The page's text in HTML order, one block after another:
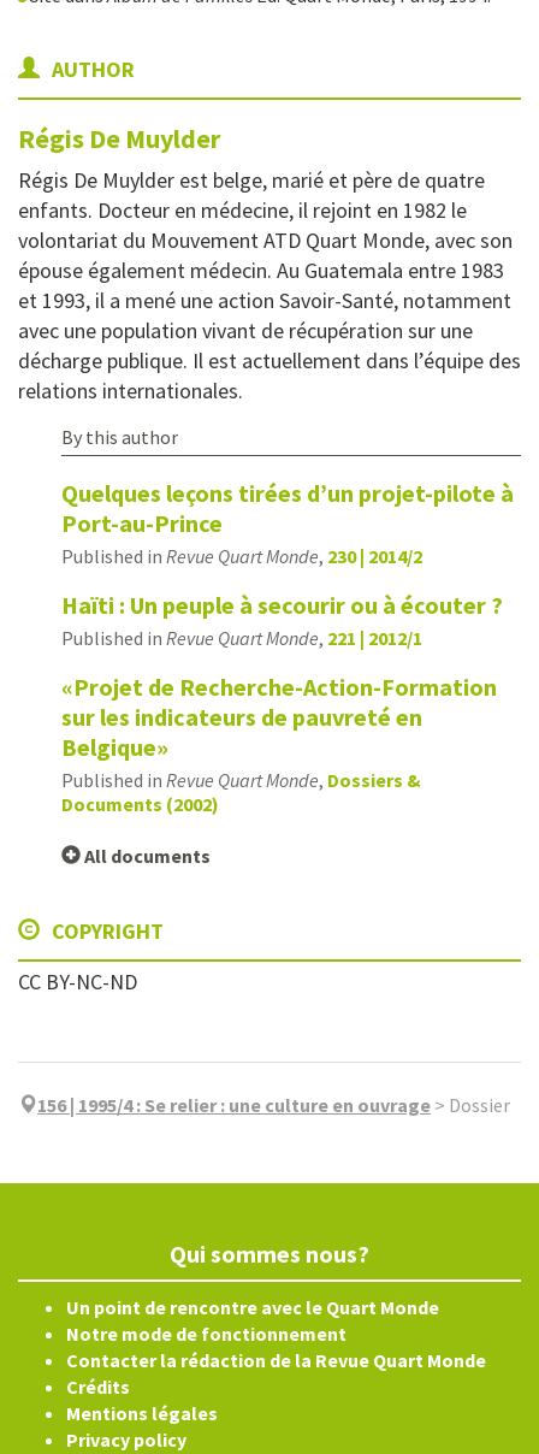
AUTHOR
Régis De Muylder
Régis De Muylder est belge, marié et père de quatre
enfants. Docteur en médecine, il rejoint en 1982 le
volontariat du Mouvement ATD Quart Monde, avec son
épouse également médecin. Au Guatemala entre 1983
et 1993, il a mené une action Savoir-Santé, notamment
avec une population vivant de récupération sur une
décharge publique. Il est actuellement dans l’équipe des
relations internationales.
By this author
Quelques leçons tirées d’un projet-pilote à
Port-au-Prince
Published in Revue Quart Monde, 230 | 2014/2
Haïti : Un peuple à secourir ou à écouter ?
Published in Revue Quart Monde, 221 | 2012/1
«Projet de Recherche-Action-Formation
sur les indicateurs de pauvreté en
Belgique»
Published in Revue Quart Monde, Dossiers &
Documents (2002)
All documents
COPYRIGHT
CC BY-NC-ND
156 | 1995/4: Se relier : une culture en ouvrage > Dossier
Qui sommes nous?
Un point de rencontre avec le Quart Monde
Notre mode de fonctionnement
Contacter la rédaction de la Revue Quart Monde
Crédits
Mentions légales
Privacy policy